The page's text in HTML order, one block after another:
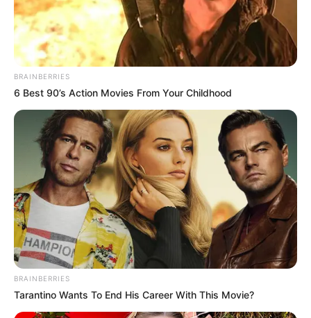
BRAINBERRIES
6 Best 90’s Action Movies From Your Childhood
BRAINBERRIES
Tarantino Wants To End His Career With This Movie?